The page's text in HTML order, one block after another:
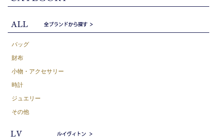
バッグ
財布
小物・アクセサリー
時計
ジュエリー
その他